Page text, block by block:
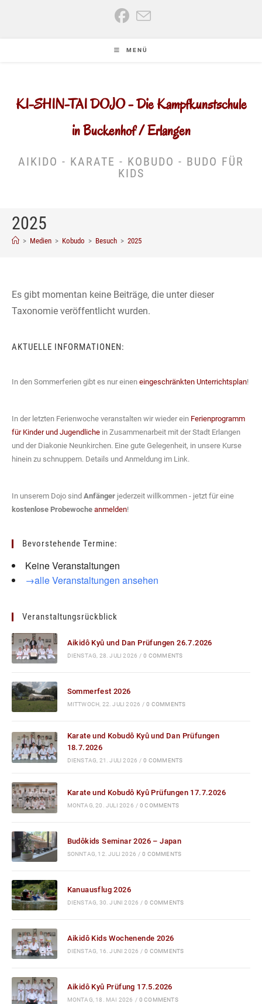
MENÜ
KI-SHIN-TAI DOJO - Die Kampfkunstschule
in Buckenhof / Erlangen
AIKIDO - KARATE - KOBUDO - BUDO FÜR
KIDS
2025
> Medien > Kobudo > Besuch > 2025
Es gibt momentan keine Beiträge, die unter dieser
Taxonomie veröffentlicht wurden.
AKTUELLE INFORMATIONEN:
In den Sommerferien gibt es nur einen eingeschränkten Unterrichtsplan!
In der letzten Ferienwoche veranstalten wir wieder ein Ferienprogramm
für Kinder und Jugendliche in Zusammenarbeit mit der Stadt Erlangen
und der Diakonie Neunkirchen. Eine gute Gelegenheit, in unsere Kurse
hinein zu schnuppern. Details und Anmeldung im Link.
In unserem Dojo sind Anfänger jederzeit willkommen - jetzt für eine
kostenlose Probewoche anmelden!
Bevorstehende Termine:
Keine Veranstaltungen
→alle Veranstaltungen ansehen
Veranstaltungsrückblick
Aikidô Kyû und Dan Prüfungen 26.7.2026
DIENSTAG, 28. JULI 2026 / 0 COMMENTS
Sommerfest 2026
MITTWOCH, 22. JULI 2026 / 0 COMMENTS
Karate und Kobudô Kyû und Dan Prüfungen
18.7.2026
DIENSTAG, 21. JULI 2026 / 0 COMMENTS
Karate und Kobudô Kyû Prüfungen 17.7.2026
MONTAG, 20. JULI 2026 / 0 COMMENTS
Budôkids Seminar 2026 – Japan
SONNTAG, 12. JULI 2026 / 0 COMMENTS
Kanuausflug 2026
DIENSTAG, 30. JUNI 2026 / 0 COMMENTS
Aikidô Kids Wochenende 2026
DIENSTAG, 16. JUNI 2026 / 0 COMMENTS
Aikidô Kyû Prüfung 17.5.2026
MONTAG, 18. MAI 2026 / 0 COMMENTS